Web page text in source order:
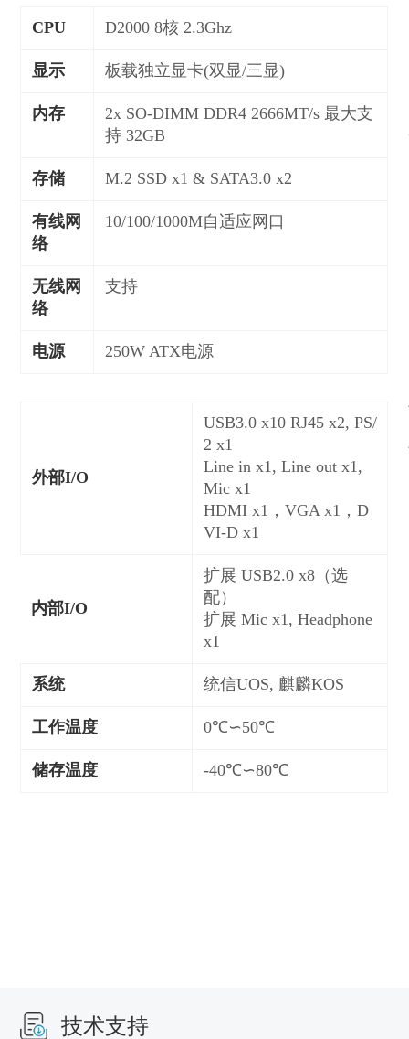
CPU D2000 8核 2.3Ghz
显示 板载独立显卡(双显/三显)
内存
2x SO-DIMM DDR4 2666MT/s 最大支
持 32GB
存储 M.2 SSD x1 & SATA3.0 x2
有线网
络
10/100/1000M自适应网口
无线网
络
支持
电源 250W ATX电源
外部I/O
USB3.0 x10 RJ45 x2, PS/
2 x1
Line in x1, Line out x1,
Mic x1
HDMI x1，VGA x1，D
VI-D x1
内部I/O
扩展 USB2.0 x8（选
配）
扩展 Mic x1, Headphone
x1
系统 统信UOS, 麒麟KOS
工作温度 0℃∽50℃
储存温度 -40℃∽80℃
技术支持